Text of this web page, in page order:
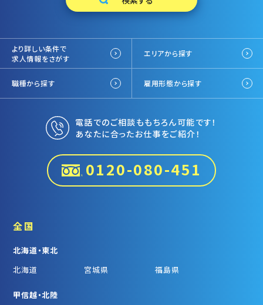
より詳しい条件で
求人情報をさがす
エリアから探す
職種から探す 雇用形態から探す
電話でのご相談ももちろん可能です！
あなたに合ったお仕事をご紹介！
0120-080-451
全国
北海道・東北
北海道
宮城県 福島県
甲信越・北陸